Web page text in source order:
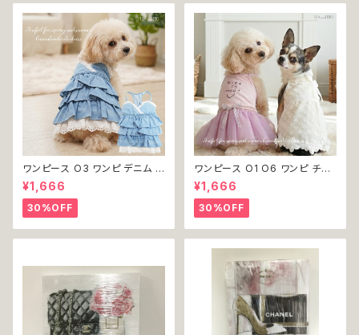
ワンピース O3 ワンピ デニム プ
リーツ レース 女の子 犬 犬服
小型 猫 服 洋服 ペット dog ド
ッグウェア おしゃれ かわいい 返
品交換不可
¥1,666
30%OFF
ワンピース O1 O6 ワンピ チュ
ール レース 花 フラワー 女の子
犬 犬服 小型 猫 服 洋服 ペット
dog ドッグウェア おしゃれ かわ
いい 返品交換不可
¥1,666
30%OFF